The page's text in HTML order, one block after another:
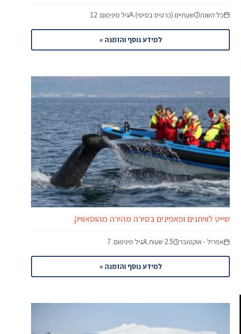
כל השנה שעתיים (כרטיס בסיסי) גיל מינימום: 12
למידע נוסף והזמנה »
שייט לוויתנים ופאפינים בסירה מהירה מהוסאוויק
אפריל - אוקטובר 2.5 שעות גיל מינימום: 7
למידע נוסף והזמנה »